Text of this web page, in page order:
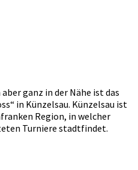
ganz in der Nähe ist das
in Künzelsau. Künzelsau ist
Region, in welcher
Turniere stadtfindet.